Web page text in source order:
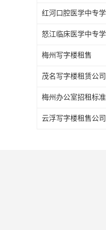
梅州写字楼租售
茂名写字楼租赁公司
梅州办公室招租标准
云浮写字楼租售公司